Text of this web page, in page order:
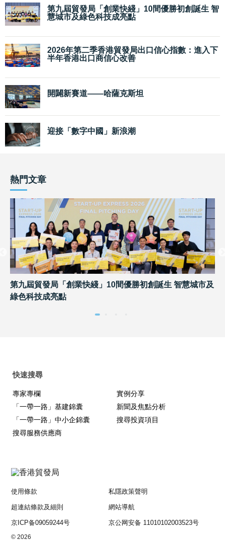
第九屆貿發局「創業快綫」10間優勝初創誕生 智
慧城市及綠色科技成亮點
2026年第二季香港貿發局出口信心指數：進入下
半年香港出口商信心改善
開闢新賽道——哈薩克斯坦
迎接「數字中國」新浪潮
熱門文章
第九屆貿發局「創業快綫」10間優勝初創誕生 智慧城市及
綠色科技成亮點
快速搜尋
專家專欄
實例分享
「一帶一路」基建錦囊
新聞及焦點分析
「一帶一路」中小企錦囊
搜尋投資項目
搜尋服務供應商
使用條款 私隱政策聲明
超連結條款及細則 網站導航
京ICP备09059244号 京公网安备 11010102003523号
© 2026